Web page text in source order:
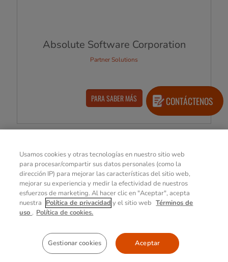
Absolute Software Corporation
Partner Solutions
PARA SABER MÁS
View All Products
Explore Getac Select
CONTÁCTENOS
Usamos cookies y otras tecnologías en nuestro sitio web
para procesar/compartir sus datos personales (como la
dirección IP) para mejorar las características del sitio web,
mejorar su experiencia y medir la efectividad de nuestros
esfuerzos de marketing. Al hacer clic en "Aceptar", acepta
nuestra Política de privacidad y el sitio web Términos de
uso . Política de cookies.
Gestionar cookies Aceptar